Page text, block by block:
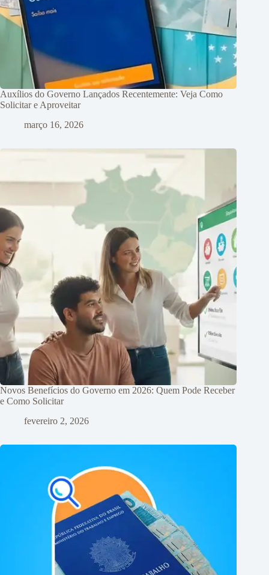
Auxílios do Governo Lançados Recentemente: Veja Como
Solicitar e Aproveitar
março 16, 2026
Novos Benefícios do Governo em 2026: Quem Pode Receber
e Como Solicitar
fevereiro 2, 2026